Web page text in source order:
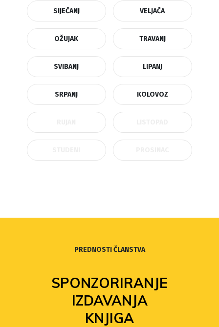
SIJEČANJ VELJAČA
OŽUJAK TRAVANJ
SVIBANJ LIPANJ
SRPANJ KOLOVOZ
PREDNOSTI ČLANSTVA
SPONZORIRANJE
IZDAVANJA
KNJIGA